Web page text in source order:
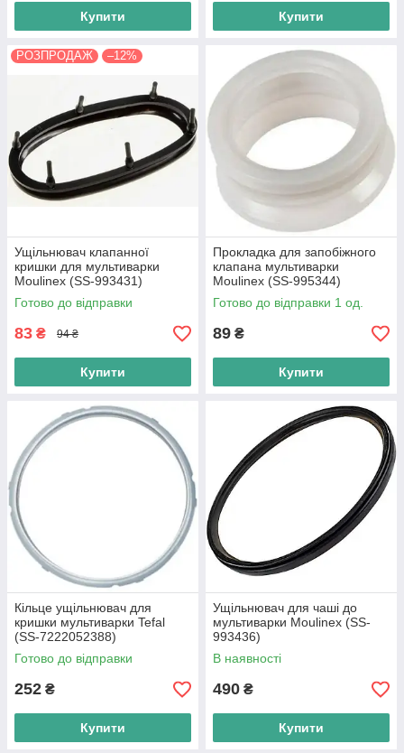
Купити Купити
РОЗПРОДАЖ –12%
Ущільнювач клапанної
кришки для мультиварки
Moulinex (SS-993431)
Готово до відправки
83 ₴ 94 ₴
Купити
Прокладка для запобіжного
клапана мультиварки
Moulinex (SS-995344)
Готово до відправки 1 од.
89 ₴
Купити
Кільце ущільнювач для
кришки мультиварки Tefal
(SS-7222052388)
Готово до відправки
252 ₴
Купити
Ущільнювач для чаші до
мультиварки Moulinex (SS-
993436)
В наявності
490 ₴
Купити